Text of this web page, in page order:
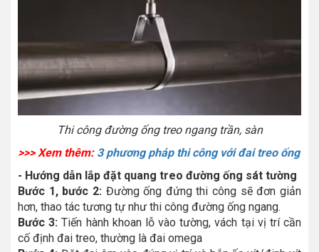
Thi công đường ống treo ngang trần, sàn
>>> Xem thêm: 3 phương pháp thi công với đai treo ống
- Hướng dẫn lắp đặt quang treo đường ống sát tường
Bước 1, bước 2:Đường ống đứng thi công sẽ đơn giản
hơn, thao tác tương tự như thi công đường ống ngang.
Bước 3:Tiến hành khoan lỗ vào tường, vách tại vị trí cần
cố định đai treo, thường là đai omega